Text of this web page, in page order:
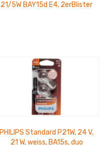
21/5W BAY15d E4, 2erBlister
PHILIPS Standard P21W, 24 V,
21 W, weiss, BA15s, duo